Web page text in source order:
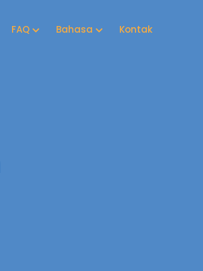
FAQ Bahasa Kontak